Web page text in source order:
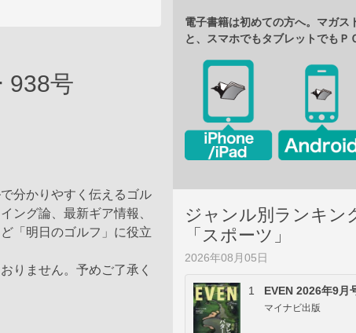
938号
分かりやすく伝えるゴル
ング論、最新ギア情報、
「明日のゴルフ」に役立
りません。予めご了承く
電子書籍は初めての方へ。マガス
と、スマホでもタブレットでもＰ
ジャンル別ランキン
「スポーツ」
2026年08月05日
1 EVEN 2026年9月
マイナビ出版